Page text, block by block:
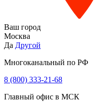
Ваш город
Москва
Да Другой
Многоканальный по РФ
8 (800) 333‑21-68
Главный офис в МСК